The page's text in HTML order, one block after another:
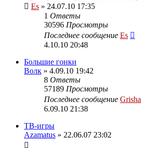
Es » 24.07.10 17:35
1 Ответы
30596 Просмотры
Последнее сообщение Es
4.10.10 20:48
Большие гонки
Волк » 4.09.10 19:42
8 Ответы
57189 Просмотры
Последнее сообщение Grisha
6.09.10 21:38
ТВ-игры
Azamatus » 22.06.07 23:02